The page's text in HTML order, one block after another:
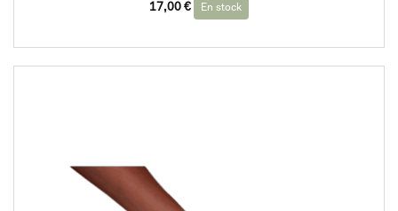
17,00 € En stock